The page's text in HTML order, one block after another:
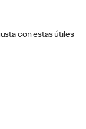
con estas útiles